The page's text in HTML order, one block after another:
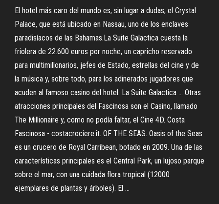
El hotel más caro del mundo es, sin lugar a dudas, el Crystal
Palace, que está ubicado en Nassau, uno de los enclaves
paradisíacos de las Bahamas.La Suite Galactica cuesta la
friolera de 22.600 euros por noche, un capricho reservado
para multimillonarios, jefes de Estado, estrellas del cine y de
la música y, sobre todo, para los adinerados jugadores que
acuden al famoso casino del hotel. La Suite Galactica … Otras
atracciones principales del Fascinosa son el Casino, llamado
The Millionaire y, como no podía faltar, el Cine 4D. Costa
Fascinosa - costacrociere.it. OF THE SEAS. Oasis of the Seas
es un crucero de Royal Carribean, botado en 2009. Una de las
características principales es el Central Park, un lujoso parque
sobre el mar, con una cuidada flora tropical (12000
ejemplares de plantas y árboles). El …